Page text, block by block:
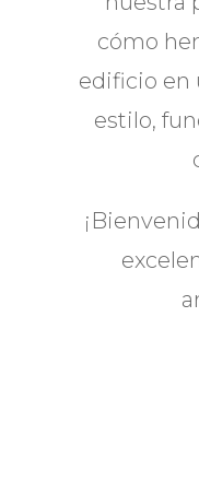
cómo
edificio en
estilo,